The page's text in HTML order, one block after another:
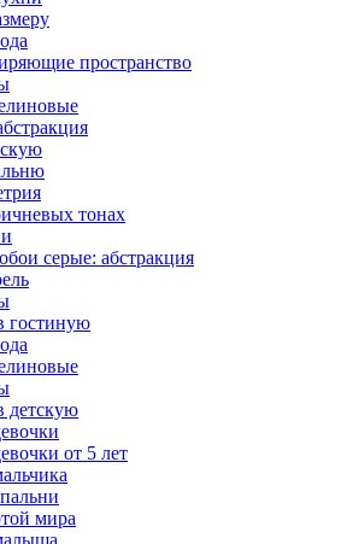
пространство
тонах
серые: абстракция
гостиную
детскую
от 5 лет
мира